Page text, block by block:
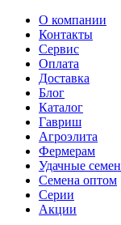
О компании
Контакты
Сервис
Оплата
Доставка
Блог
Каталог
Гавриш
Агроэлита
Фермерам
Удачные
Семена оптом
Серии
Акции